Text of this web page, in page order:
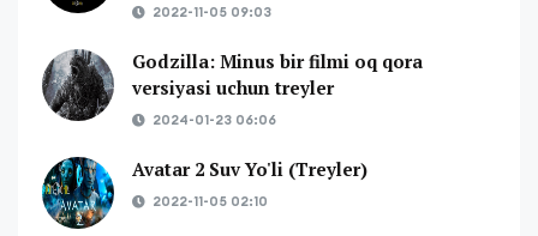
2022-11-05 09:03
Godzilla: Minus bir filmi oq qora
versiyasi uchun treyler
2024-01-23 06:06
Avatar 2 Suv Yo'li (Treyler)
2022-11-05 02:10